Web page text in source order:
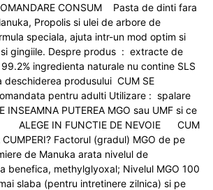
CONSUM Pasta de dinti fara
Propolis si ulei de arbore de
speciala, ajuta intr-un mod optim si
gingiile. Despre produs : extracte de
ingredienta naturale nu contine SLS
deschiderea produsului CUM SE
pentru adulti Utilizare : spalare
PUTEREA MGO sau UMF si ce
ALEGE IN FUNCTIE DE NEVOIE CUM
CUMPERI? Factorul (gradul) MGO de pe
de Manuka arata nivelul de
benefica, methylglyoxal; Nivelul MGO 100
slaba (pentru intretinere zilnica) si pe